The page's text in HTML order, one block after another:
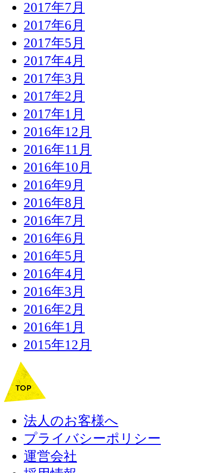
2017年7月
2017年6月
2017年5月
2017年4月
2017年3月
2017年2月
2017年1月
2016年12月
2016年11月
2016年10月
2016年9月
2016年8月
2016年7月
2016年6月
2016年5月
2016年4月
2016年3月
2016年2月
2016年1月
2015年12月
法人のお客様へ
プライバシーポリシー
運営会社